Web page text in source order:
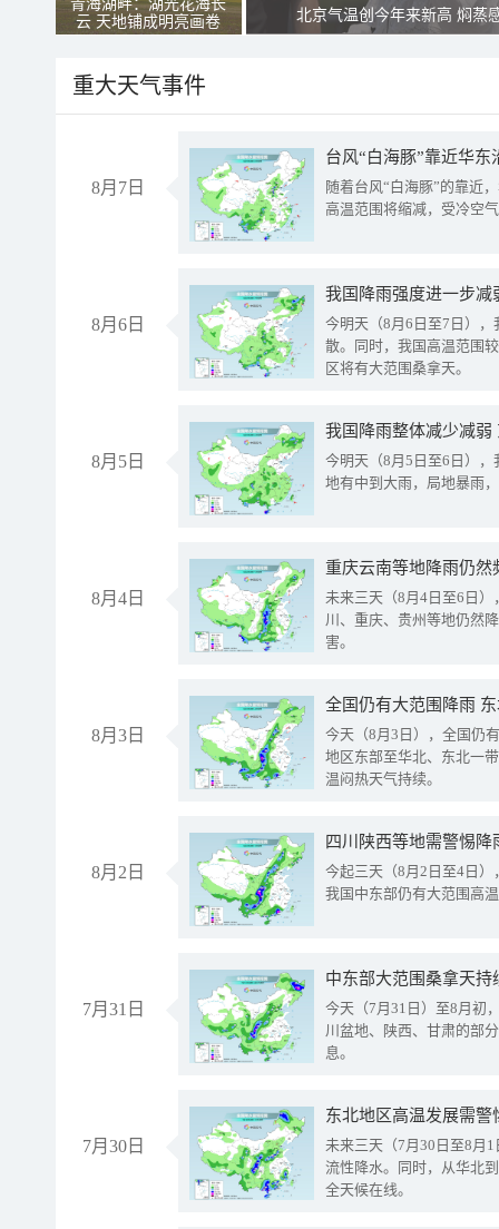
青海湖畔：湖光花海长
云 天地铺成明亮画卷
北京气温创今年来新高 焖蒸
重大天气事件
8月7日
台风“白海豚”靠近华
随着台风“白海豚”的靠近
高温范围将缩减，受冷空
8月6日
今明天（8月6日至7日）
散。同时，我国高温范围
区将有大范围桑拿天。
8月5日
我国降雨整体减少减弱
今明天（8月5日至6日）
地有中到大雨，局地暴雨
8月4日
重庆云南等地降雨仍然
未来三天（8月4日至6日
川、重庆、贵州等地仍然
害。
8月3日
全国仍有大范围降雨
今天（8月3日），全国仍
地区东部至华北、东北一
温闷热天气持续。
8月2日
今起三天（8月2日至4日
我国中东部仍有大范围高
7月31日
中东部大范围桑拿天
今天（7月31日）至8月初
川盆地、陕西、甘肃的部
息。
7月30日
东北地区高温发展需
未来三天（7月30日至8月
流性降水。同时，从华北
全天候在线。